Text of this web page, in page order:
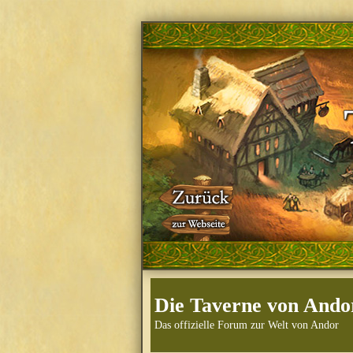
Die Taverne von
Das offizielle Forum zur Welt von Andor